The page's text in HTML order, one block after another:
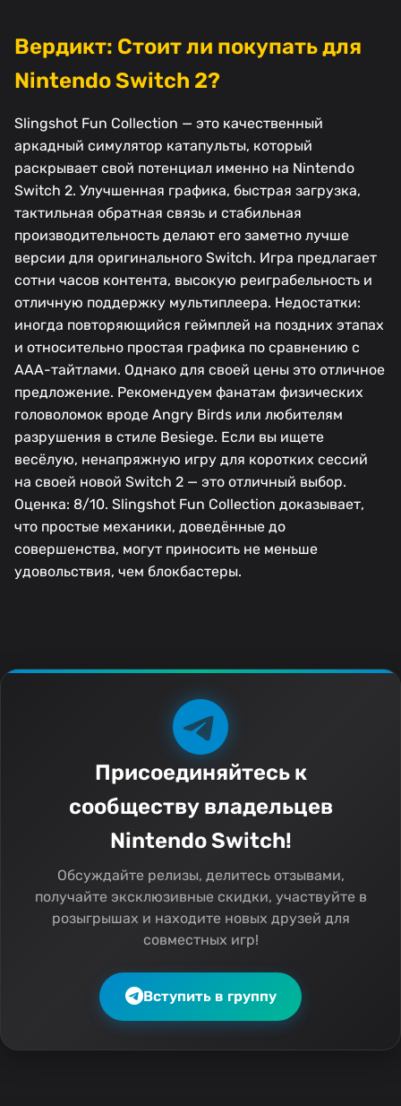
Вердикт: Стоит ли покупать для
Nintendo Switch 2?
Slingshot Fun Collection — это качественный
аркадный симулятор катапульты, который
раскрывает свой потенциал именно на Nintendo
Switch 2. Улучшенная графика, быстрая загрузка,
тактильная обратная связь и стабильная
производительность делают его заметно лучше
версии для оригинального Switch. Игра предлагает
сотни часов контента, высокую реиграбельность и
отличную поддержку мультиплеера. Недостатки:
иногда повторяющийся геймплей на поздних этапах
и относительно простая графика по сравнению с
AAA-тайтлами. Однако для своей цены это отличное
предложение. Рекомендуем фанатам физических
головоломок вроде Angry Birds или любителям
разрушения в стиле Besiege. Если вы ищете
весёлую, ненапряжную игру для коротких сессий
на своей новой Switch 2 — это отличный выбор.
Оценка: 8/10. Slingshot Fun Collection доказывает,
что простые механики, доведённые до
совершенства, могут приносить не меньше
удовольствия, чем блокбастеры.
Присоединяйтесь к
сообществу владельцев
Nintendo Switch!
Обсуждайте релизы, делитесь отзывами,
получайте эксклюзивные скидки, участвуйте в
розыгрышах и находите новых друзей для
совместных игр!
Вступить в группу